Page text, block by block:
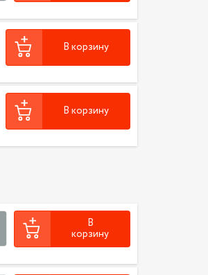
В корзину
В корзину
В
корзину